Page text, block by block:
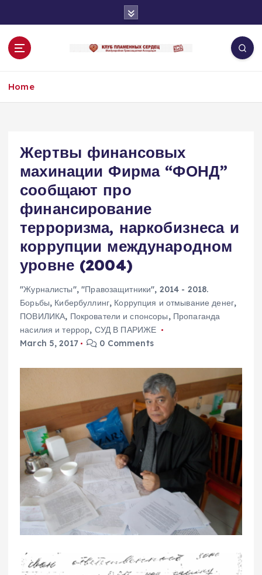
o
Home
Жертвы финансовых
махинации Фирма “ФОНД”
сообщают про
финансирование
терроризма, наркобизнеса и
коррупции международном
уровне (2004)
"Журналисты","Правозащитники", 2014 - 2018.
Борьбы, Кибербуллинг, Коррупция и отмывание денег,
ПОВИЛИКА, Покрователи и спонсоры, Пропаганда
насилия и террор, СУД В ПАРИЖЕ
March 5, 2017
0 Comments